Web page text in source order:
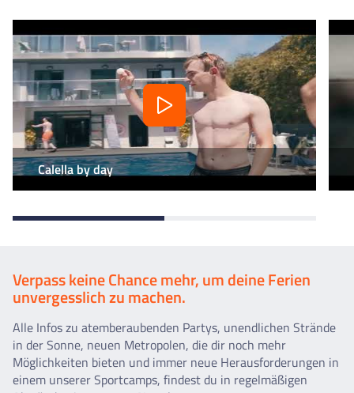
Calella by day
Verpass keine Chance mehr, um deine Ferien
unvergesslich zu machen.
Alle Infos zu atemberaubenden Partys, unendlichen Strände
in der Sonne, neuen Metropolen, die dir noch mehr
Möglichkeiten bieten und immer neue Herausforderungen in
einem unserer Sportcamps, findest du in regelmäßigen